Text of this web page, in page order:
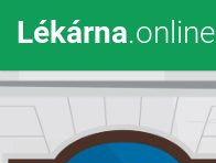
Lékárna.online